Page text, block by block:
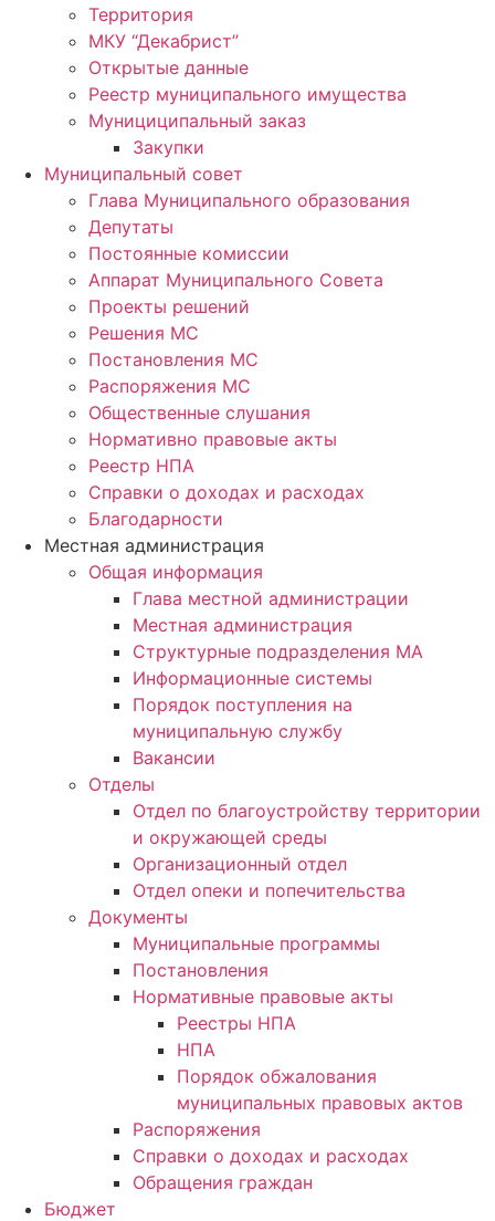
Территория
МКУ “Декабрист”
Открытые данные
Реестр муниципального имущества
Мунициципальный заказ
Закупки
Муниципальный совет
Глава Муниципального образования
Депутаты
Постоянные комиссии
Аппарат Муниципального Совета
Проекты решений
Решения МС
Постановления МС
Распоряжения МС
Общественные слушания
Нормативно правовые акты
Реестр НПА
Справки о доходах и расходах
Благодарности
Местная администрация
Общая информация
Глава местной администрации
Местная администрация
Структурные подразделения МА
Информационные системы
Порядок поступления на
муниципальную службу
Вакансии
Отделы
Отдел по благоустройству территории
и окружающей среды
Организационный отдел
Отдел опеки и попечительства
Документы
Муниципальные программы
Постановления
Нормативные правовые акты
Реестры НПА
НПА
Порядок обжалования
муниципальных правовых актов
Распоряжения
Справки о доходах и расходах
Обращения граждан
Бюджет